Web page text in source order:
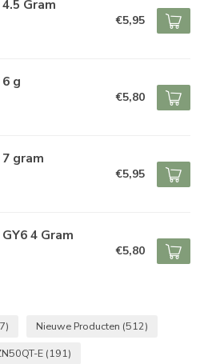
Gram
€5,95
g
€5,80
gram
€5,95
4 Gram
€5,80
Nieuwe Producten (512)
E (191)